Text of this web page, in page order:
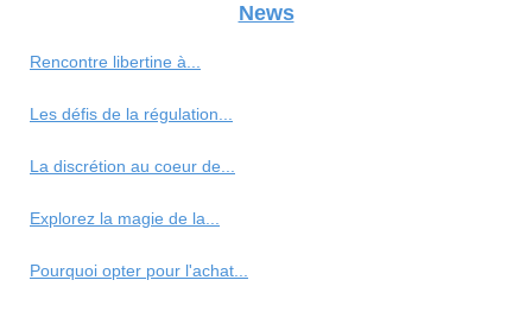
News
Rencontre libertine à...
Les défis de la régulation...
La discrétion au coeur de...
Explorez la magie de la...
Pourquoi opter pour l'achat...